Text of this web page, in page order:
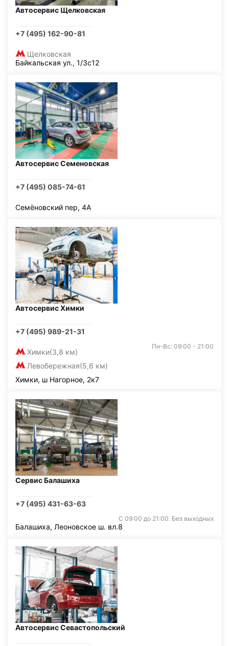
Автосервис Щелковская
+7 (495) 162-90-81
Щелковская
Байкальская ул., 1/3с12
Автосервис Семеновская
+7 (495) 085-74-61
Семёновский пер, 4А
Автосервис Химки
+7 (495) 989-21-31
Химки(3,8 км)
Левобережная(5,6 км)
Пн-Вс: 09:00 - 21:00
Химки, ш Нагорное, 2к7
Сервис Балашиха
+7 (495) 431-63-63
С 09:00 до 21:00. Без выходных
Балашиха, Леоновское ш. вл.8
Автосервис Севастопольский